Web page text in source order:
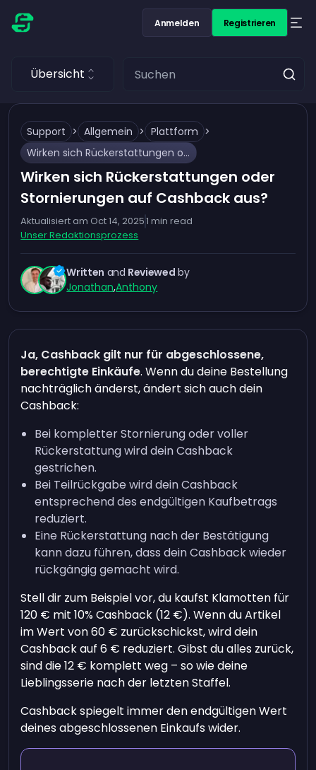
Anmelden Registrieren
Übersicht
Support > Allgemein > Plattform >
Wirken sich Rückerstattungen oder Stornierungen auf Cashback aus?
Wirken sich Rückerstattungen oder
Stornierungen auf Cashback aus?
Aktualisiert am Oct 14, 20251 min read
Unser Redaktionsprozess
Written and Reviewed by
Jonathan,Anthony
Ja, Cashback gilt nur für abgeschlossene,
berechtigte Einkäufe. Wenn du deine Bestellung
nachträglich änderst, ändert sich auch dein
Cashback:
Bei kompletter Stornierung oder voller
Rückerstattung wird dein Cashback
gestrichen.
Bei Teilrückgabe wird dein Cashback
entsprechend des endgültigen Kaufbetrags
reduziert.
Eine Rückerstattung nach der Bestätigung
kann dazu führen, dass dein Cashback wieder
rückgängig gemacht wird.
Stell dir zum Beispiel vor, du kaufst Klamotten für
120 € mit 10% Cashback (12 €). Wenn du Artikel
im Wert von 60 € zurückschickst, wird dein
Cashback auf 6 € reduziert. Gibst du alles zurück,
sind die 12 € komplett weg – so wie deine
Lieblingsserie nach der letzten Staffel.
Cashback spiegelt immer den endgültigen Wert
deines abgeschlossenen Einkaufs wider.